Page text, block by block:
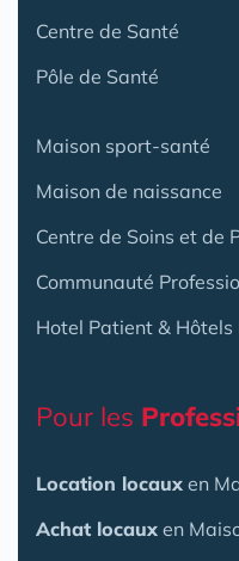
Centre de Santé
Pôle de Santé
Maison sport-santé
Maison de naissance
Centre de Soins et de
Communauté
Hotel Patient &
Pour les
Location locaux en
Achat locaux en